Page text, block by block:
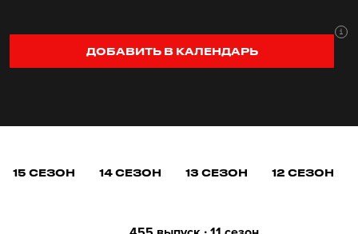
ДОБАВИТЬ В КАЛЕНДАРЬ
15 СЕЗОН 14 СЕЗОН 13 СЕЗОН 12 СЕЗОН